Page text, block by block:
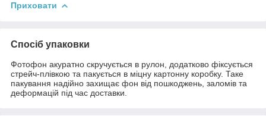
Приховати
Спосіб упаковки
Фотофон акуратно скручується в рулон, додатково фіксується
стрейч-плівкою та пакується в міцну картонну коробку. Таке
пакування надійно захищає фон від пошкоджень, заломів та
деформацій під час доставки.